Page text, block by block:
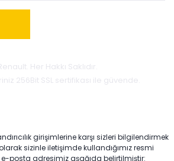
Her Hakkı Saklıdır.
256Bit SSL sertifikası ile güvende.
girişimlerine karşı sizleri bilgilendirmek
sizinle iletişimde kullandığımız resmi
e-posta adresimiz aşağıda belirtilmiştir: